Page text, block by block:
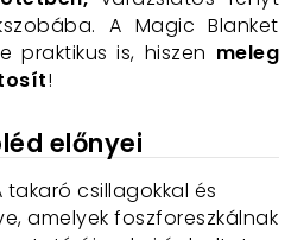
A Magic Blanket
praktikus is, hiszen meleg
!
előnyei
takaró csillagokkal és
amelyek foszforeszkálnak